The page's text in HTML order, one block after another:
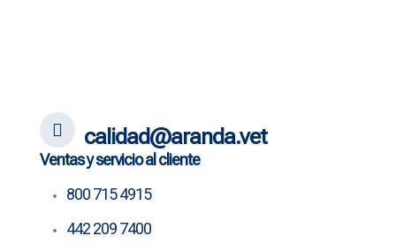
calidad@aranda.vet
Ventas y servicio al cliente
800 715 4915
442 209 7400